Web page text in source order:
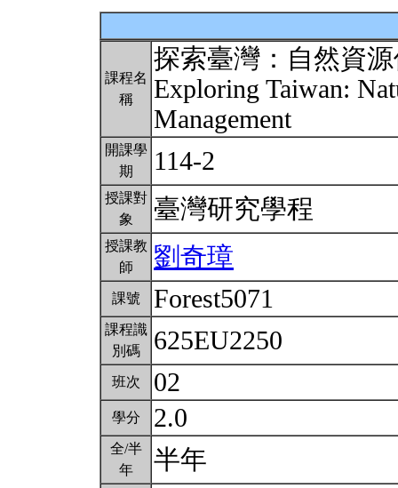
課程名
稱
探索臺灣：自然資
Exploring Taiwan:
Management
開課學
期
114-2
授課對
象
臺灣研究學程
授課教
師
劉奇璋
課號 Forest5071
課程識
別碼
625EU2250
班次 02
學分 2.0
全/半
年
半年